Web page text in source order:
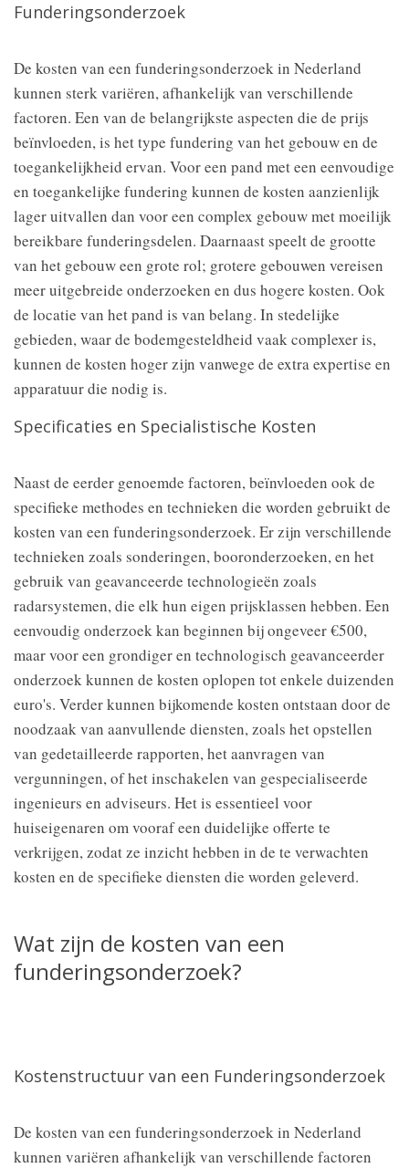
Funderingsonderzoek
De kosten van een funderingsonderzoek in Nederland
kunnen sterk variëren, afhankelijk van verschillende
factoren. Een van de belangrijkste aspecten die de prijs
beïnvloeden, is het type fundering van het gebouw en de
toegankelijkheid ervan. Voor een pand met een eenvoudige
en toegankelijke fundering kunnen de kosten aanzienlijk
lager uitvallen dan voor een complex gebouw met moeilijk
bereikbare funderingsdelen. Daarnaast speelt de grootte
van het gebouw een grote rol; grotere gebouwen vereisen
meer uitgebreide onderzoeken en dus hogere kosten. Ook
de locatie van het pand is van belang. In stedelijke
gebieden, waar de bodemgesteldheid vaak complexer is,
kunnen de kosten hoger zijn vanwege de extra expertise en
apparatuur die nodig is.
Specificaties en Specialistische Kosten
Naast de eerder genoemde factoren, beïnvloeden ook de
specifieke methodes en technieken die worden gebruikt de
kosten van een funderingsonderzoek. Er zijn verschillende
technieken zoals sonderingen, booronderzoeken, en het
gebruik van geavanceerde technologieën zoals
radarsystemen, die elk hun eigen prijsklassen hebben. Een
eenvoudig onderzoek kan beginnen bij ongeveer €500,
maar voor een grondiger en technologisch geavanceerder
onderzoek kunnen de kosten oplopen tot enkele duizenden
euro's. Verder kunnen bijkomende kosten ontstaan door de
noodzaak van aanvullende diensten, zoals het opstellen
van gedetailleerde rapporten, het aanvragen van
vergunningen, of het inschakelen van gespecialiseerde
ingenieurs en adviseurs. Het is essentieel voor
huiseigenaren om vooraf een duidelijke offerte te
verkrijgen, zodat ze inzicht hebben in de te verwachten
kosten en de specifieke diensten die worden geleverd.
Wat zijn de kosten van een
funderingsonderzoek?
Kostenstructuur van een Funderingsonderzoek
De kosten van een funderingsonderzoek in Nederland
kunnen variëren afhankelijk van verschillende factoren